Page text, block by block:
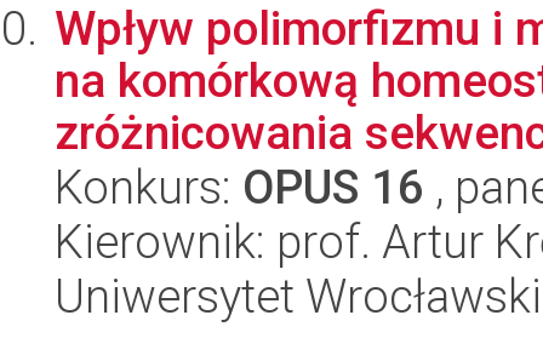
Wpływ polimorfizmu i
na komórkową
zróżnicowania
Konkurs: OPUS 16 ,
Kierownik: prof. Artur
Uniwersytet